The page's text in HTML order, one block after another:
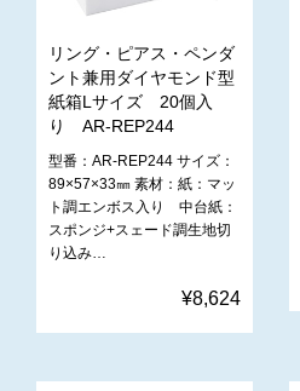
リング・ピアス・ペンダ
ント兼用ダイヤモンド型
紙箱Lサイズ 20個入
り AR-REP244
型番：AR-REP244 サイズ：
89×57×33㎜ 素材：紙：マッ
ト調エンボス入り 中台紙：
スポンジ+スェード調生地切
り込み…
¥8,624